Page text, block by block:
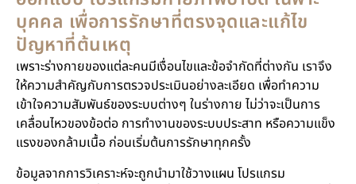
บุคคล เพื่อการรักษาที่ตรงจุดและแก้ไข
ปัญหาที่ต้นเหตุ
เพราะร่างกายของแต่ละคนมีเงื่อนไขและข้อจำกัดที่ต่างกัน เราจึง
ให้ความสำคัญกับการตรวจประเมินอย่างละเอียด เพื่อทำความ
เข้าใจความสัมพันธ์ของระบบต่างๆ ในร่างกาย ไม่ว่าจะเป็นการ
เคลื่อนไหวของข้อต่อ การทำงานของระบบประสาท หรือความแข็ง
แรงของกล้ามเนื้อ ก่อนเริ่มต้นการรักษาทุกครั้ง
ข้อมูลจากการวิเคราะห์จะถูกนำมาใช้วางแผน โปรแกรม